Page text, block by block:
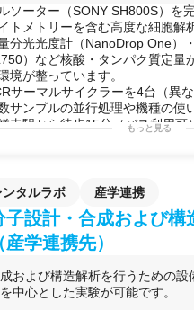
ソーター（SONY SH800S）を
トメトリーを含む高度な細胞解
分光光度計（NanoDrop One）
）など核酸・タンパク質定量
境が整っています。
サーマルサイクラーを4台（異
サンプルの並行処理や機種の使
寺駅から徒歩15分（バス利用可
ローサイトメトリー・細胞ソーテ
顕微鏡観察・蛍光免疫染色
スタンブロッティング・タンパ
（DNA・RNA）の抽出・定量（
ルスフィールド電気泳動（大型
計数・動物検体解析
物実験（BSL1〜BSL2）
もっと見る
ンタルラボ 産学連携
子設計・合成および
学連携先）
および構造解析を行うための
中心とした実験が可能です。